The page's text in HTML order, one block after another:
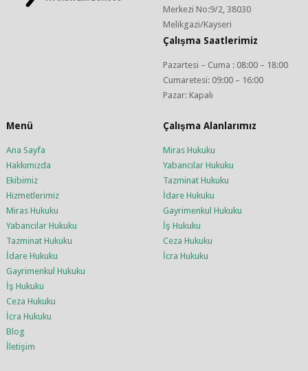
Merkezi No:9/2, 38030
Melikgazi/Kayseri
Çalışma Saatlerimiz
Pazartesi – Cuma : 08:00 – 18:00
Cumaretesi: 09:00 – 16:00
Pazar: Kapalı
Menü
Ana Sayfa
Hakkımızda
Ekibimiz
Hizmetlerimiz
Miras Hukuku
Yabancılar Hukuku
Tazminat Hukuku
İdare Hukuku
Gayrimenkul Hukuku
İş Hukuku
Ceza Hukuku
İcra Hukuku
Blog
İletişim
Çalışma Alanlarımız
Miras Hukuku
Yabancılar Hukuku
Tazminat Hukuku
İdare Hukuku
Gayrimenkul Hukuku
İş Hukuku
Ceza Hukuku
İcra Hukuku